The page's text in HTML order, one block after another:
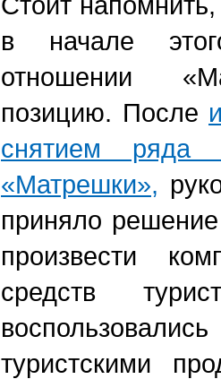
в начале
отношении
позицию. После
снятием ряда
«Матрешки»,
приняло
произвести
средств
туристскими